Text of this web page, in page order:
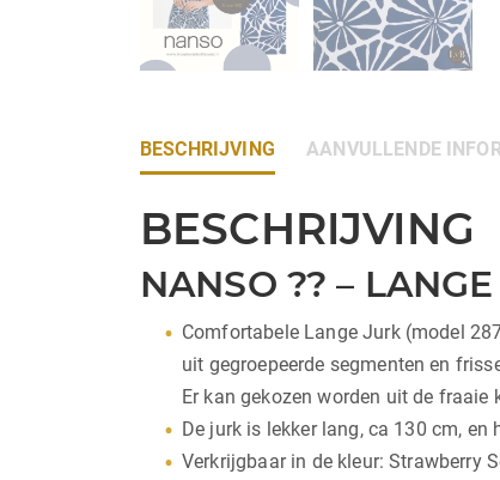
BESCHRIJVING AANVULLENDE
BESCHRIJVING
NANSO ?? –
Comfortabele Lange Jurk (model
uit gegroepeerde segmenten en
Er kan gekozen worden uit de
De jurk is lekker lang, ca 130 cm, en
Verkrijgbaar in de kleur: Strawberry